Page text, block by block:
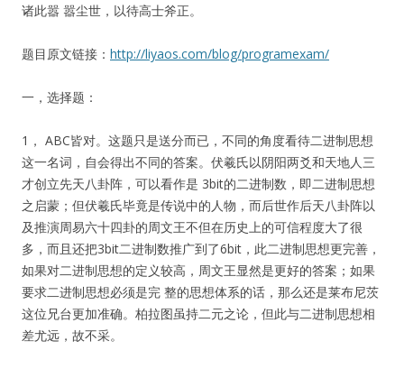
诸此嚣 嚣尘世，以待高士斧正。
题目原文链接： http://liyaos.com/blog/programexam/
一，选择题：
1， ABC皆对。这题只是送分而已，不同的角度看待二进制思想
这一名词，自会得出不同的答案。伏羲氏以阴阳两爻和天地人三
才创立先天八卦阵，可以看作是 3bit的二进制数，即二进制思想
之启蒙；但伏羲氏毕竟是传说中的人物，而后世作后天八卦阵以
及推演周易六十四卦的周文王不但在历史上的可信程度大了很
多，而且还把3bit二进制数推广到了6bit，此二进制思想更完善，
如果对二进制思想的定义较高，周文王显然是更好的答案；如果
要求二进制思想必须是完 整的思想体系的话，那么还是莱布尼茨
这位兄台更加准确。柏拉图虽持二元之论，但此与二进制思想相
差尤远，故不采。